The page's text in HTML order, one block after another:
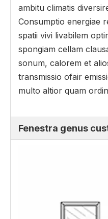
ambitu climatis
Consumptio energiae
spatii vivi livabilem
spongiam cellam
sonum, calorem et
transmissio ofair
multo altior quam
Fenestra genus